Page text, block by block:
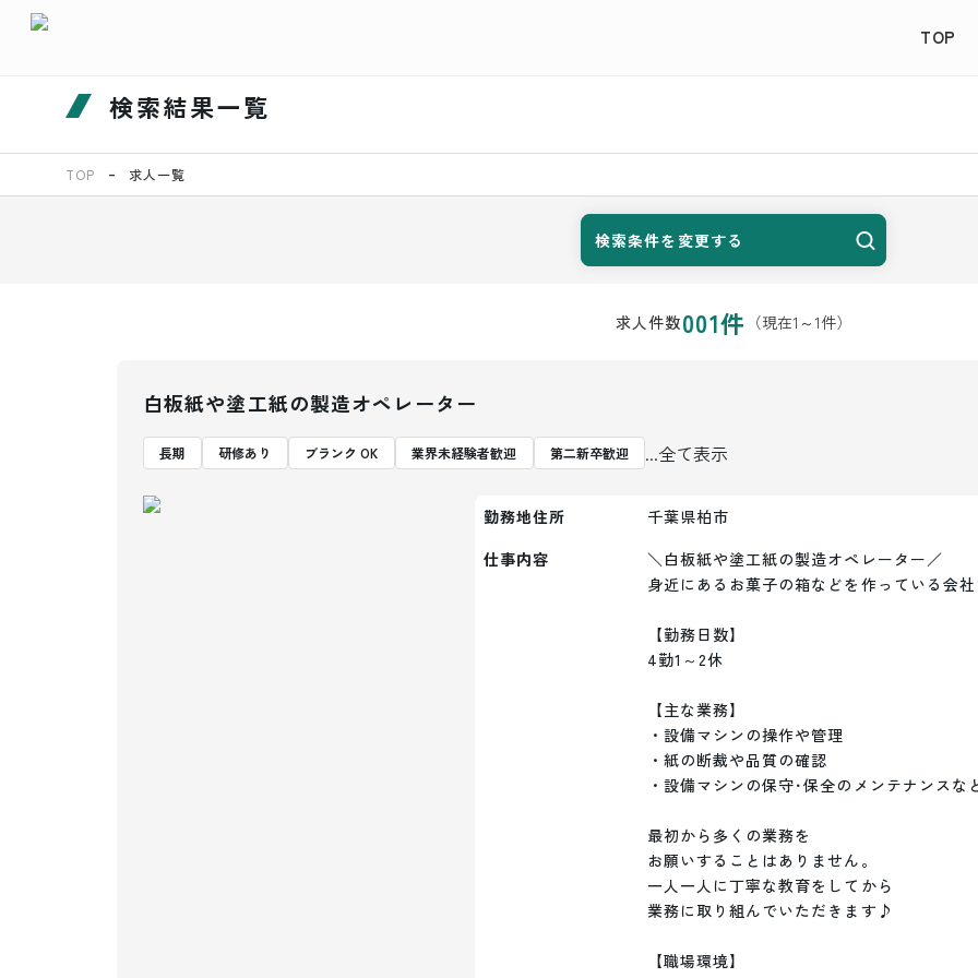
TOP
検索結果一覧
TOP 求人一覧
検索条件を変更する
求人件数001件 （現在1 ～1件）
白板紙や塗工紙の製造オペレーター
長期 研修あり ブランク OK 業界未経験者歓迎 第二新卒歓迎 ...全て表示
勤務地住所
千葉県柏市
仕事内容
＼白板紙や塗工紙の製造オペレーター／
身近にあるお菓子の箱などを作っている会
【勤務日数】
4勤1～2休
【主な業務】
・設備マシンの操作や管理
・紙の断裁や品質の確認
・設備マシンの保守･保全のメンテナンスな
最初から多くの業務を
お願いすることはありません。
一人一人に丁寧な教育をしてから
業務に取り組んでいただきます♪
【職場環境】